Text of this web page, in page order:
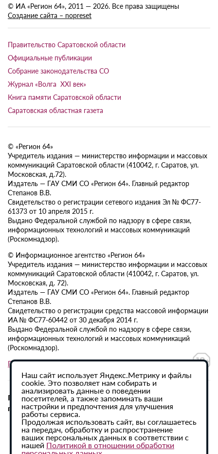
© ИА «Регион 64», 2011 — 2026. Все права защищены
Создание сайта – nopreset
Правительство Саратовской области
Официальные публикации
Собрание законодательства СО
Журнал «Волга XXI век»
Книга памяти Саратовской области
Саратовская областная газета
© «Регион 64»
Учредитель издания — министерство информации и массовых
коммуникаций Саратовской области (410042, г. Саратов, ул.
Московская, д.72).
Издатель — ГАУ СМИ СО «Регион 64». Главный редактор
Степанов В.В.
Свидетельство о регистрации сетевого издания Эл № ФС77-
61373 от 10 апреля 2015 г.
Выдано Федеральной службой по надзору в сфере связи,
информационных технологий и массовых коммуникаций
(Роскомнадзор).
© Информационное агентство «Регион 64»
Учредитель издания — министерство информации и массовых
коммуникаций Саратовской области (410042, г. Саратов, ул.
Московская, д. 72).
Издатель — ГАУ СМИ СО «Регион 64». Главный редактор
Степанов В.В.
Свидетельство о регистрации средства массовой информации
ИА № ФС77-60442 от 30 декабря 2014 г.
Выдано Федеральной службой по надзору в сфере связи,
информационных технологий и массовых коммуникаций
(Роскомнадзор).
Политика в отношении обработки персональных данных
При использовании материалов сайта активная
гиперссылка на ИА «Регион 64» обязательна.
Наш сайт использует Яндекс.Метрику и файлы
cookie. Это позволяет нам собирать и
анализировать данные о поведении
посетителей, а также запоминать ваши
настройки и предпочтения для улучшения
работы сервиса.
Продолжая использовать сайт, вы соглашаетесь
на передач, обработку и распространение
ваших персональных данных в соответствии с
нашей Политикой в отношении обработки